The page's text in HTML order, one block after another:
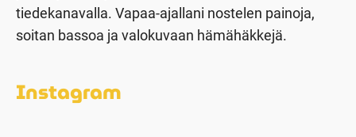
tiedekanavalla. Vapaa-ajallani nostelen painoja,
soitan bassoa ja valokuvaan hämähäkkejä.
Instagram